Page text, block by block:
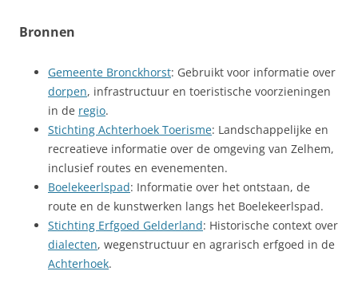
Bronnen
Gemeente Bronckhorst: Gebruikt voor informatie over
dorpen, infrastructuur en toeristische voorzieningen
in de regio.
Stichting Achterhoek Toerisme: Landschappelijke en
recreatieve informatie over de omgeving van Zelhem,
inclusief routes en evenementen.
Boelekeerlspad: Informatie over het ontstaan, de
route en de kunstwerken langs het Boelekeerlspad.
Stichting Erfgoed Gelderland: Historische context over
dialecten, wegenstructuur en agrarisch erfgoed in de
Achterhoek.